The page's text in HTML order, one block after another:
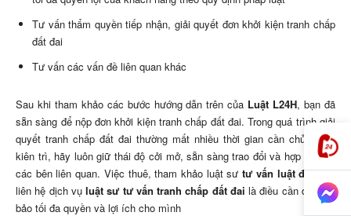
Tư vấn thẩm quyền tiếp nhận, giải quyết đơn khởi kiện tranh chấp
đất đai
Tư vấn các vấn đề liên quan khác
Sau khi tham khảo các bước hướng dẫn trên của Luật L24H, bạn đã
sẵn sàng để nộp đơn khởi kiện tranh chấp đất đai. Trong quá trình giải
quyết tranh chấp đất đai thường mất nhiều thời gian cần chủ động,
kiên trì, hãy luôn giữ thái độ cởi mở, sẵn sàng trao đổi và hợp tác với
các bên liên quan. Việc thuê, tham khảo luật sưtư vấn luật đất đai,
liên hệ dịch vụ luật sư tư vấn tranh chấp đất đai là điều cần để đảm
bảo tối đa quyền và lợi ích cho mình